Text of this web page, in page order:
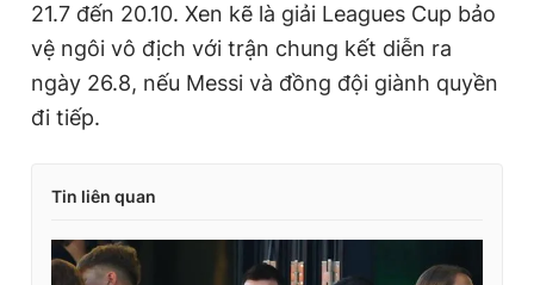
21.7 đến 20.10. Xen kẽ là giải Leagues Cup bảo
vệ ngôi vô địch với trận chung kết diễn ra
ngày 26.8, nếu Messi và đồng đội giành quyền
đi tiếp.
Tin liên quan